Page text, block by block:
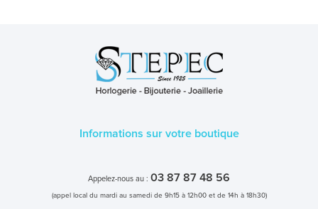
Informations sur votre boutique
Appelez-nous au : 03 87 87 48 56
(appel local du mardi au samedi de 9h15 à 12h00 et de 14h à 18h30)